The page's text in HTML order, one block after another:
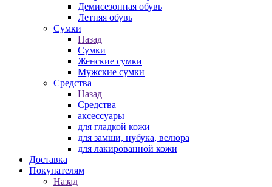
Демисезонная обувь
Летняя обувь
Сумки
Назад
Сумки
Женские сумки
Мужские сумки
Средства
Назад
Средства
аксессуары
для гладкой кожи
для замши, нубука, велюра
для лакированной кожи
Доставка
Покупателям
Назад